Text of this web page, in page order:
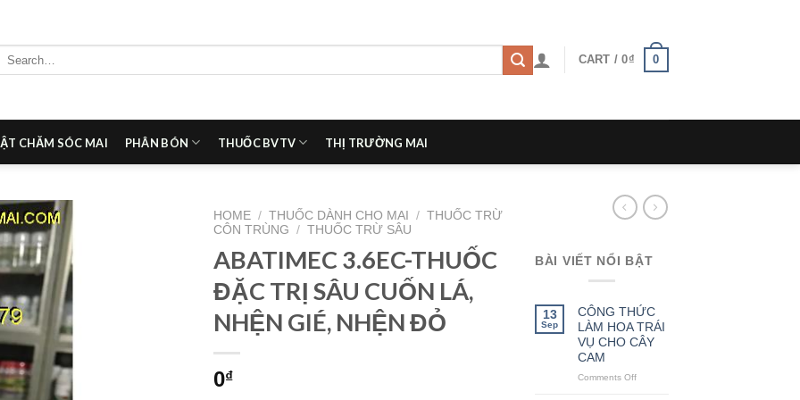
Search
CART /0₫ 0
CHĂM SÓC MAI PHÂN BÓN THUỐC BVTV THỊ TRƯỜNG MAI
HOME / THUỐC DÀNH CHO MAI / THUỐC TRỪ
CÔN TRÙNG
/ THUỐC TRỪ SÂU
ABATIMEC 3.6EC-THUỐC
ĐẶC TRỊ SÂU CUỐN LÁ,
NHỆN GIÉ, NHỆN ĐỎ
0₫
BÀI VIẾT NỔI BẬT
13
Sep
CÔNG THỨC
LÀM HOA TRÁI
VỤ CHO CÂY
CAM
Comments Off